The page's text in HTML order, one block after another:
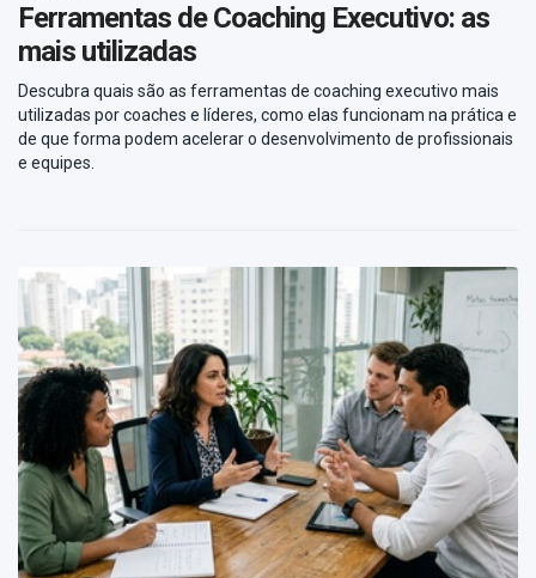
Ferramentas de Coaching Executivo: as
mais utilizadas
Descubra quais são as ferramentas de coaching executivo mais
utilizadas por coaches e líderes, como elas funcionam na prática e
de que forma podem acelerar o desenvolvimento de profissionais
e equipes.